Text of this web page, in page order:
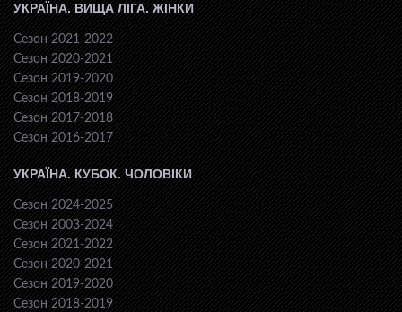
УКРАЇНА. ВИЩА ЛІГА. ЖІНКИ
Сезон 2021-2022
Сезон 2020-2021
Сезон 2019-2020
Сезон 2018-2019
Сезон 2017-2018
Сезон 2016-2017
УКРАЇНА. КУБОК. ЧОЛОВІКИ
Сезон 2024-2025
Сезон 2003-2024
Сезон 2021-2022
Сезон 2020-2021
Сезон 2019-2020
Сезон 2018-2019